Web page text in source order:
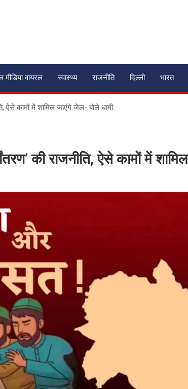
मीडिया वायरल स्वास्थ्य राजनीति दिल्ली भारत
ऐसे कामों में शामिल जाएंगे जेल- बोले धामी
की राजनीति, ऐसे कामों में शामिल